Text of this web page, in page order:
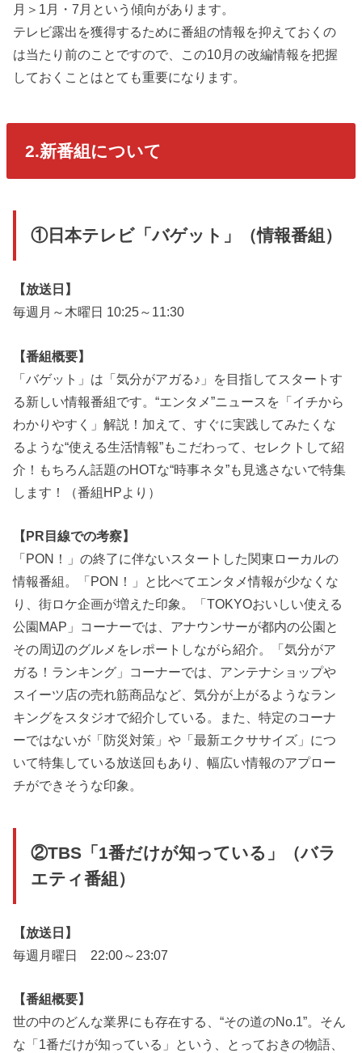
月＞1月・7月という傾向があります。
テレビ露出を獲得するために番組の情報を抑えておくの
は当たり前のことですので、この10月の改編情報を把握
しておくことはとても重要になります。
2.新番組について
①日本テレビ「バゲット」（情報番組）
【放送日】
毎週月～木曜日 10:25～11:30
【番組概要】
「バゲット」は「気分がアガる♪」を目指してスタートす
る新しい情報番組です。“エンタメ”ニュースを「イチから
わかりやすく」解説！加えて、すぐに実践してみたくな
るような“使える生活情報”もこだわって、セレクトして紹
介！もちろん話題のHOTな“時事ネタ”も見逃さないで特集
します！（番組HPより）
【PR目線での考察】
「PON！」の終了に伴ないスタートした関東ローカルの
情報番組。「PON！」と比べてエンタメ情報が少なくな
り、街ロケ企画が増えた印象。「TOKYOおいしい使える
公園MAP」コーナーでは、アナウンサーが都内の公園と
その周辺のグルメをレポートしながら紹介。「気分がア
ガる！ランキング」コーナーでは、アンテナショップや
スイーツ店の売れ筋商品など、気分が上がるようなラン
キングをスタジオで紹介している。また、特定のコーナ
ーではないが「防災対策」や「最新エクササイズ」につ
いて特集している放送回もあり、幅広い情報のアプロー
チができそうな印象。
②TBS「1番だけが知っている」（バラ
エティ番組）
【放送日】
毎週月曜日 22:00～23:07
【番組概要】
世の中のどんな業界にも存在する、“その道のNo.1”。そん
な「1番だけが知っている」という、とっておきの物語、